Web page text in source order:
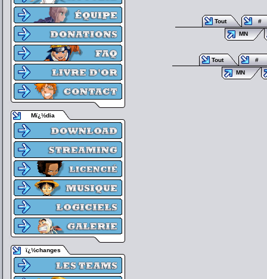
Mï¿½dia
ï¿½changes
Tout
#
MN
Tout
#
MN